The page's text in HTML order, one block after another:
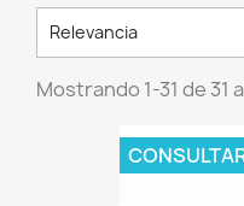
Relevancia
Mostrando 1-31 de 31